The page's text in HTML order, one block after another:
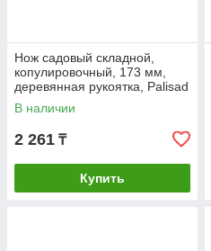
Нож садовый складной,
копулировочный, 173 мм,
деревянная рукоятка, Palisad
В наличии
2 261 ₸
Купить